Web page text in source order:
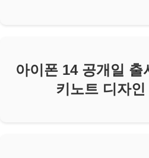
아이폰 14 공개일 출
키노트 디자인